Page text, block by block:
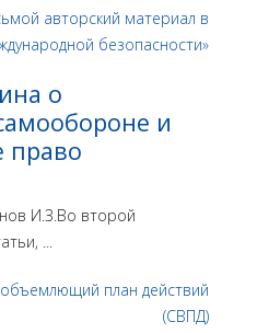
о
и
право
И.З.Во второй
...